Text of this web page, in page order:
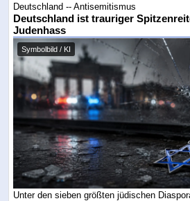
Deutschland -- Antisemitismus
Deutschland ist trauriger
Judenhass
Symbolbild / KI
Unter den sieben größten jüdischen